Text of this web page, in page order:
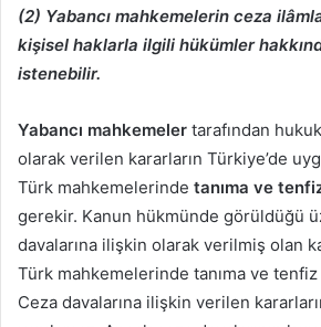
(2) Yabancı mahkemelerin ceza
kişisel haklarla ilgili hükümler
istenebilir.
Yabancı mahkemeler tarafından
olarak verilen kararların Türkiye’de
Türk mahkemelerinde tanıma ve
gerekir. Kanun hükmünde görüldüğü
davalarına ilişkin olarak verilmiş olan
Türk mahkemelerinde tanıma ve tenfiz
Ceza davalarına ilişkin verilen